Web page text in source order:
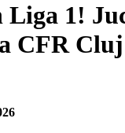
Liga 1!
CFR